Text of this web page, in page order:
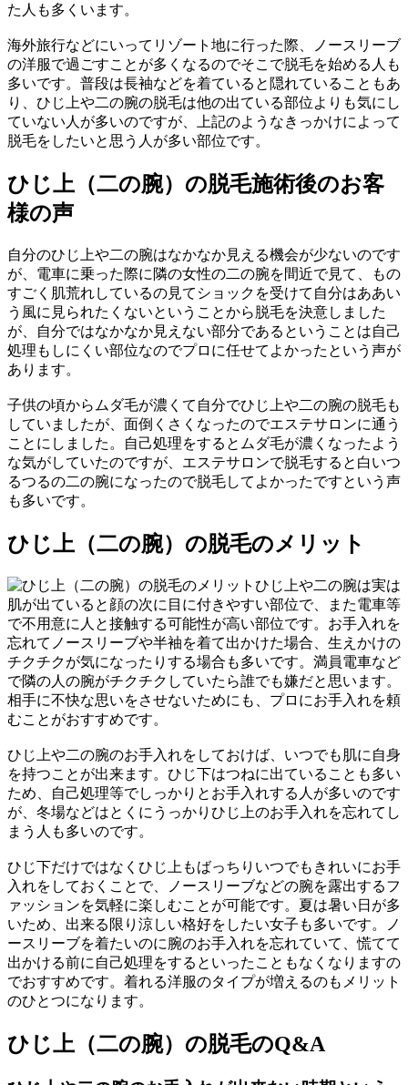
た人も多くいます。
海外旅行などにいってリゾート地に行った際、ノースリーブ
の洋服で過ごすことが多くなるのでそこで脱毛を始める人も
多いです。普段は長袖などを着ていると隠れていることもあ
り、ひじ上や二の腕の脱毛は他の出ている部位よりも気にし
ていない人が多いのですが、上記のようなきっかけによって
脱毛をしたいと思う人が多い部位です。
ひじ上（二の腕）の脱毛施術後のお客
様の声
自分のひじ上や二の腕はなかなか見える機会が少ないのです
が、電車に乗った際に隣の女性の二の腕を間近で見て、もの
すごく肌荒れしているの見てショックを受けて自分はああい
う風に見られたくないということから脱毛を決意しました
が、自分ではなかなか見えない部分であるということは自己
処理もしにくい部位なのでプロに任せてよかったという声が
あります。
子供の頃からムダ毛が濃くて自分でひじ上や二の腕の脱毛も
していましたが、面倒くさくなったのでエステサロンに通う
ことにしました。自己処理をするとムダ毛が濃くなったよう
な気がしていたのですが、エステサロンで脱毛すると白いつ
るつるの二の腕になったので脱毛してよかったですという声
も多いです。
ひじ上（二の腕）の脱毛のメリット
ひじ上や二の腕は実は
肌が出ていると顔の次に目に付きやすい部位で、また電車等
で不用意に人と接触する可能性が高い部位です。お手入れを
忘れてノースリーブや半袖を着て出かけた場合、生えかけの
チクチクが気になったりする場合も多いです。満員電車など
で隣の人の腕がチクチクしていたら誰でも嫌だと思います。
相手に不快な思いをさせないためにも、プロにお手入れを頼
むことがおすすめです。
ひじ上や二の腕のお手入れをしておけば、いつでも肌に自身
を持つことが出来ます。ひじ下はつねに出ていることも多い
ため、自己処理等でしっかりとお手入れする人が多いのです
が、冬場などはとくにうっかりひじ上のお手入れを忘れてし
まう人も多いのです。
ひじ下だけではなくひじ上もばっちりいつでもきれいにお手
入れをしておくことで、ノースリーブなどの腕を露出するフ
ァッションを気軽に楽しむことが可能です。夏は暑い日が多
いため、出来る限り涼しい格好をしたい女子も多いです。ノ
ースリーブを着たいのに腕のお手入れを忘れていて、慌てて
出かける前に自己処理をするといったこともなくなりますの
でおすすめです。着れる洋服のタイプが増えるのもメリット
のひとつになります。
ひじ上（二の腕）の脱毛のQ&A